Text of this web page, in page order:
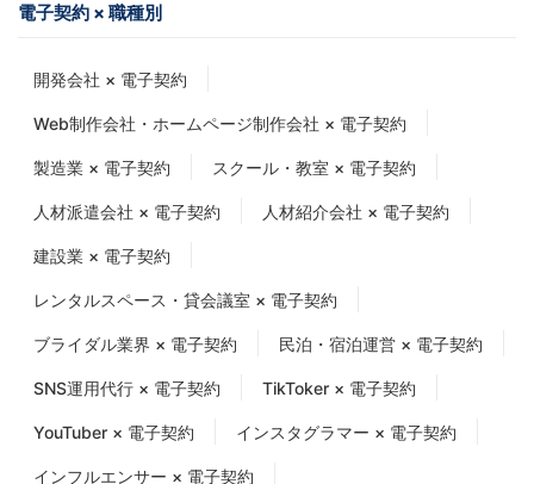
電子契約 × 職種別
開発会社 × 電子契約
Web制作会社・ホームページ制作会社 × 電子契約
製造業 × 電子契約 スクール・教室 × 電子契約
人材派遣会社 × 電子契約 人材紹介会社 × 電子契約
建設業 × 電子契約
レンタルスペース・貸会議室 × 電子契約
ブライダル業界 × 電子契約 民泊・宿泊運営 × 電子契約
SNS運用代行 × 電子契約 TikToker × 電子契約
YouTuber × 電子契約 インスタグラマー × 電子契約
インフルエンサー × 電子契約